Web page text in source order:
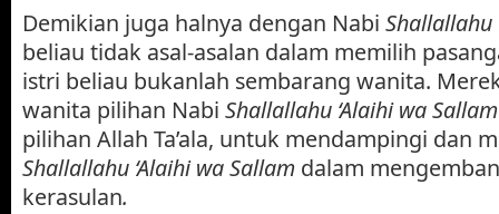
Demikian juga halnya dengan Nabi Shallallahu
beliau tidak asal-asalan dalam memilih
istri beliau bukanlah sembarang wanita.
wanita pilihan Nabi Shallallahu ‘Alaihi wa Sallam
pilihan Allah Ta’ala, untuk mendampingi dan
Shallallahu ‘Alaihi wa Sallam dalam
kerasulan.